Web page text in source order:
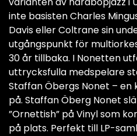
inte basisten Charles
Davis eller Coltrane sin
utgångspunkt för
30 år tillbaka. I Nonetten
uttrycksfulla medspelare
Staffan Öbergs Nonet – en
på. Staffan Öberg Nonet
”Ornettish” på Vinyl som
på plats. Perfekt till LP-